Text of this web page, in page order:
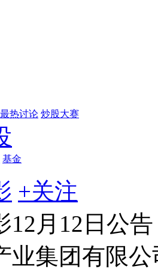
最热讨论 炒股大赛
基金
+关注
12月12日公
业集团有限